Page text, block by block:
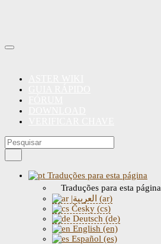
Traduções para esta página
Traduções para esta página
|العربية (ar)
Česky (cs)
Deutsch (de)
English (en)
Español (es)